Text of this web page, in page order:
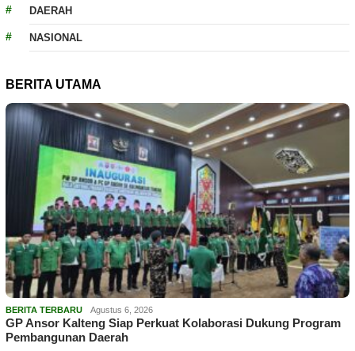
DAERAH
NASIONAL
BERITA UTAMA
BERITA TERBARU Agustus 6, 2026
GP Ansor Kalteng Siap Perkuat Kolaborasi Dukung Program
Pembangunan Daerah